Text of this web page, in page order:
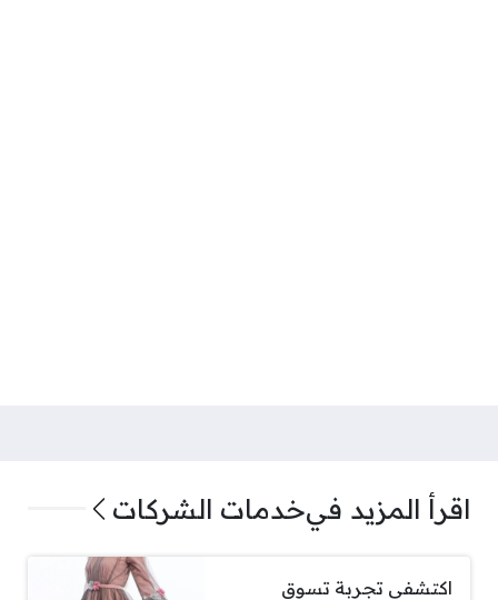
اقرأ المزيد فيخدمات الشركات
اكتشفي تجربة تسوق